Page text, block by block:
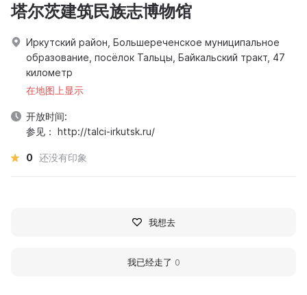
塔尔茨建筑民族志博物馆
Иркутский район, Большереченское муниципальное
образование, посёлок Тальцы, Байкальский тракт, 47
километр
在地图上显示
开放时间:
参见： http://talci-irkutsk.ru/
0 还没有印象
我想去
我已经走了 0